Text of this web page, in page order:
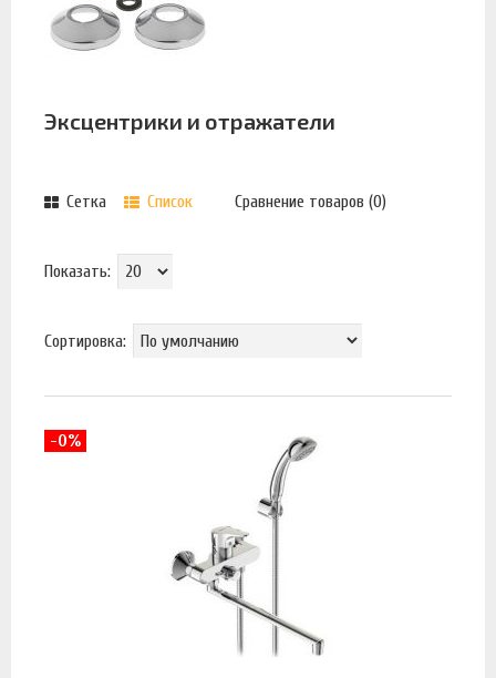
Эксцентрики и отражатели
Сетка Список Сравнение товаров (0)
Показать:
Сортировка:
-0%